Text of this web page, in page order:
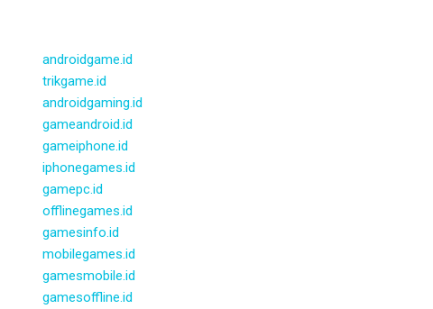
androidgame.id
trikgame.id
androidgaming.id
gameandroid.id
gameiphone.id
iphonegames.id
gamepc.id
offlinegames.id
gamesinfo.id
mobilegames.id
gamesmobile.id
gamesoffline.id